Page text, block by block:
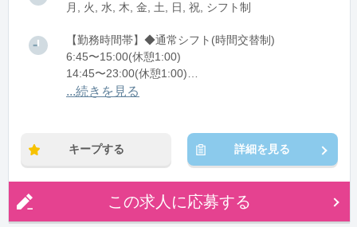
月, 火, 水, 木, 金, 土, 日, 祝, シフト制
【勤務時間帯】◆通常シフト(時間交替制)
6:45〜15:00(休憩1:00)
14:45〜23:00(休憩1:00)
22:45〜翌7:00(休憩1:00)
...続きを見る
キープする 詳細を見る
この求人に応募する